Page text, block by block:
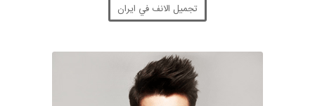
تجميل الانف في ايران